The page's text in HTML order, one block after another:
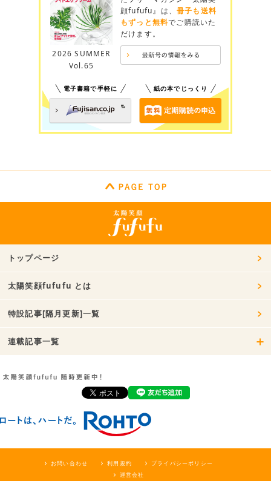
2026 SUMMER
Vol.65
顔fufufu』は、 冊子も送料
もずっと無料でご購読いた
だけます。
電子書籍で手軽に 紙の本でじっくり
トップページ
太陽笑顔fufufu とは
特設記事[隔月更新]一覧
連載記事一覧
お問い合わせ 利用規約
プライバシーポリシー
運営会社